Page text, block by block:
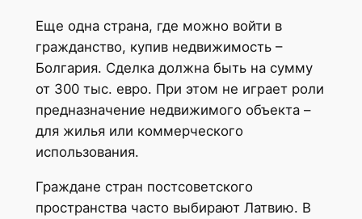
Еще одна страна, где можно войти в
гражданство, купив недвижимость –
Болгария. Сделка должна быть на сумму
от 300 тыс. евро. При этом не играет роли
предназначение недвижимого объекта –
для жилья или коммерческого
использования.
Граждане стран постсоветского
пространства часто выбирают Латвию. В